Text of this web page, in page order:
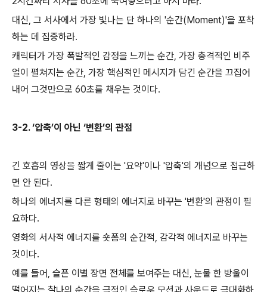
대신, 그 서사에서 가장 빛나는 단 하나의 '순간(Moment)'을 포착
하는 데 집중하라.
캐릭터가 가장 폭발적인 감정을 느끼는 순간, 가장 충격적인 비주
얼이 펼쳐지는 순간, 가장 핵심적인 메시지가 담긴 순간을 끄집어
내어 그것만으로 60초를 채우는 것이다.
3-2. ‘압축’이 아닌 ‘변환’의 관점
긴 호흡의 영상을 짧게 줄이는 '요약'이나 '압축'의 개념으로 접근하
면 안 된다.
하나의 에너지를 다른 형태의 에너지로 바꾸는 '변환'의 관점이 필
요하다.
영화의 서사적 에너지를 숏폼의 순간적, 감각적 에너지로 바꾸는
것이다.
예를 들어, 슬픈 이별 장면 전체를 보여주는 대신, 눈물 한 방울이